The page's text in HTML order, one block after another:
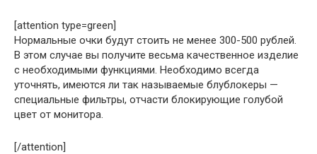
[attention type=green]
Нормальные очки будут стоить не менее 300-500 рублей.
В этом случае вы получите весьма качественное изделие
с необходимыми функциями. Необходимо всегда
уточнять, имеются ли так называемые блублокеры —
специальные фильтры, отчасти блокирующие голубой
цвет от монитора.
[/attention]